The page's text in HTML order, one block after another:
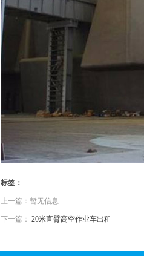
标签：
上一篇：暂无信息
下一篇： 20米直臂高空作业车出租